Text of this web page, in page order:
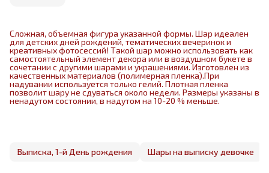
Сложная, объемная фигура указанной формы. Шар идеален
для детских дней рождений, тематических вечеринок и
креативных фотосессий! Такой шар можно использовать как
самостоятельный элемент декора или в воздушном букете в
сочетании с другими шарами и украшениями. Изготовлен из
качественных материалов (полимерная пленка).При
надувании используется только гелий. Плотная пленка
позволит шару не сдуваться около недели. Размеры указаны в
ненадутом состоянии, в надутом на 10-20 % меньше.
Выписка, 1-й День рождения Шары на выписку девочке